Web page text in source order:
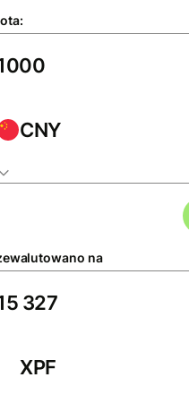
CNY
na
XPF